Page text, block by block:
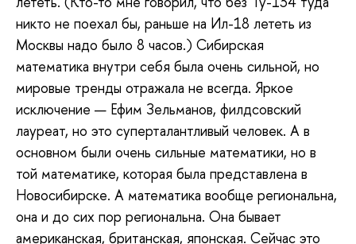
никто не поехал бы, раньше на Ил-18 лететь из
Москвы надо было 8 часов.) Сибирская
математика внутри себя была очень сильной, но
мировые тренды отражала не всегда. Яркое
исключение — Ефим Зельманов, филдсовский
лауреат, но это суперталантливый человек. А в
основном были очень сильные математики, но в
той математике, которая была представлена в
Новосибирске. А математика вообще региональна,
она и до сих пор региональна. Она бывает
американская, британская, японская. Сейчас это